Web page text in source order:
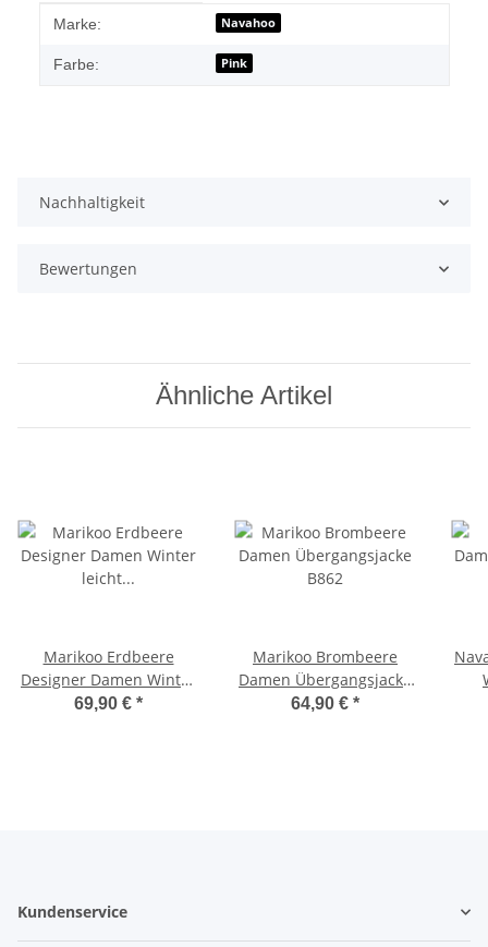
Produkteigenschaft
Wert
Marke: Navahoo
Farbe: Pink
Nachhaltigkeit
Bewertungen
Ähnliche Artikel
Marikoo Erdbeere
Designer Damen Winter
leicht gefüttert mit
69,90 € *
Marikoo Brombeere
Damen Übergangsjacke
B862
64,90 € *
Kundenservice